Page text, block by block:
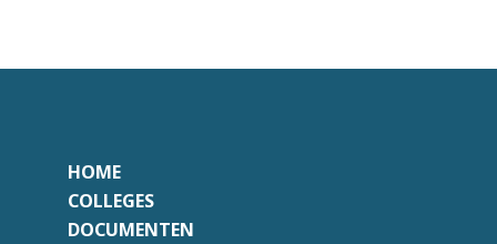
HOME
COLLEGES
DOCUMENTEN